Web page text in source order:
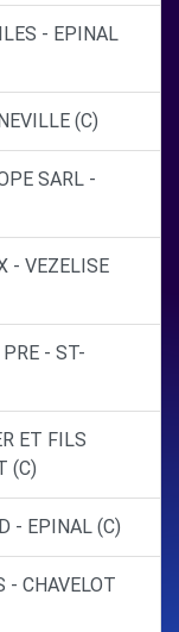
- EPINAL
(C)
SARL -
- VEZELISE
- ST-
ET FILS
(C)
- EPINAL (C)
- CHAVELOT